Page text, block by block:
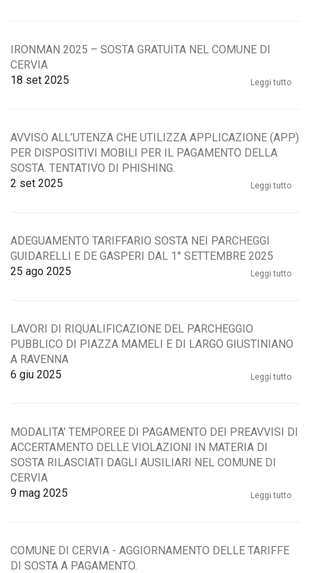
IRONMAN 2025 – SOSTA GRATUITA NEL COMUNE DI
CERVIA
18 set 2025 Leggi tutto
AVVISO ALL’UTENZA CHE UTILIZZA APPLICAZIONE (APP)
PER DISPOSITIVI MOBILI PER IL PAGAMENTO DELLA
SOSTA. TENTATIVO DI PHISHING.
2 set 2025 Leggi tutto
ADEGUAMENTO TARIFFARIO SOSTA NEI PARCHEGGI
GUIDARELLI E DE GASPERI DAL 1° SETTEMBRE 2025
25 ago 2025 Leggi tutto
LAVORI DI RIQUALIFICAZIONE DEL PARCHEGGIO
PUBBLICO DI PIAZZA MAMELI E DI LARGO GIUSTINIANO
A RAVENNA
6 giu 2025 Leggi tutto
MODALITA’ TEMPOREE DI PAGAMENTO DEI PREAVVISI DI
ACCERTAMENTO DELLE VIOLAZIONI IN MATERIA DI
SOSTA RILASCIATI DAGLI AUSILIARI NEL COMUNE DI
CERVIA
9 mag 2025 Leggi tutto
COMUNE DI CERVIA - AGGIORNAMENTO DELLE TARIFFE
DI SOSTA A PAGAMENTO.